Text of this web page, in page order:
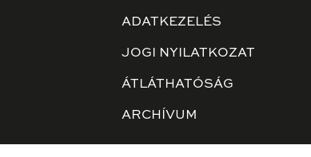
ADATKEZELÉS
JOGI NYILATKOZAT
ÁTLÁTHATÓSÁG
ARCHÍVUM